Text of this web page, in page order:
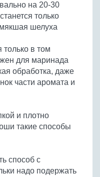
на 20-30
только
шелуха
только в том
для маринада
обработка, даже
части аромата и
и плотно
такие способы
способ с
надо подержать